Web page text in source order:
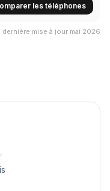
les téléphones
dernière mise à jour mai 2026